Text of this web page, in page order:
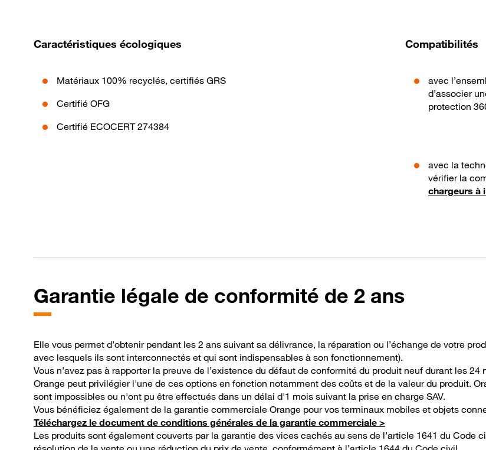
Caractéristiques écologiques
Matériaux 100% recyclés, certifiés GRS
Certifié OFG
Certifié ECOCERT 274384
Compatibilités
avec
d’associer
protection
avec la
vérifier la
chargeurs à
Garantie légale de conformité de 2 ans
Elle vous permet d’obtenir pendant les 2 ans suivant sa délivrance, la réparation ou l’échange de votre
avec lesquels ils sont interconnectés et qui sont indispensables à son fonctionnement).
Vous n’avez pas à rapporter la preuve de l’existence du défaut de conformité du produit neuf durant les
Orange peut privilégier l'une de ces options en fonction notamment des coûts et de la valeur du produit.
sont impossibles ou n'ont pu être effectués dans un délai d'1 mois suivant la prise en charge SAV.
Vous bénéficiez également de la garantie commerciale Orange pour vos terminaux mobiles et objets
Téléchargez le document de conditions générales de la garantie commerciale >
Les produits sont également couverts par la garantie des vices cachés au sens de l’article 1641 du Code